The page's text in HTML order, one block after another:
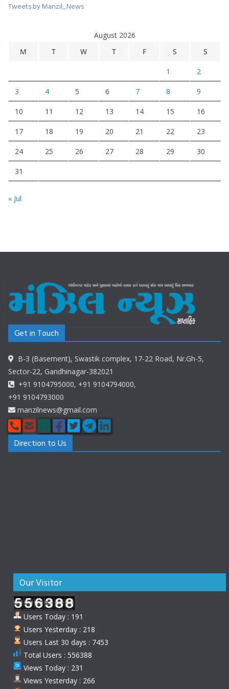
Tweets by Manzil_News
August 2026
M
T W T F S S
1 2
3 4 5 6 7 8 9
10 11 12 13 14 15 16
17 18 19 20 21 22 23
24 25 26 27 28 29 30
31
« Jul
Get in Touch
B-3 (Basement), Swastik complex, 17-22 Road, Nr.Gh-5,
Sector-22, Gandhinagar-382021
+91 9104795000, +91 9104794000,
+91 9104793000
manzilnews@gmail.com
Direction to Us
Our Visitor
Users Today : 191
Users Yesterday : 218
Users Last 30 days : 7453
Total Users : 556388
Views Today : 231
Views Yesterday : 266